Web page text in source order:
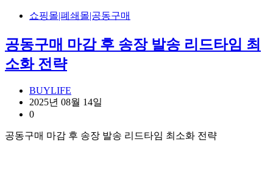
쇼핑몰|폐쇄몰|공동구매
공동구매 마감 후 송장 발송 리드타임 최
소화 전략
BUYLIFE
2025년 08월 14일
0
공동구매 마감 후 송장 발송 리드타임 최소화 전략